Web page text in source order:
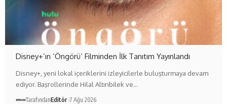
Disney+’ın ‘Öngörü’ Filminden İlk Tanıtım Yayınlandı
Disney+, yeni lokal içeriklerini izleyicilerle buluşturmaya devam
ediyor. Başrollerinde Hilal Altınbilek ve…
TarafındanEditör 7 Ağu 2026